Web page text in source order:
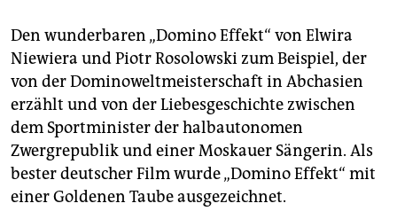
Den wunderbaren „Domino Effekt“ von Elwira
Niewiera und Piotr Rosolowski zum Beispiel, der
von der Dominoweltmeisterschaft in Abchasien
erzählt und von der Liebesgeschichte zwischen
dem Sportminister der halbautonomen
Zwergrepublik und einer Moskauer Sängerin. Als
bester deutscher Film wurde „Domino Effekt“ mit
einer Goldenen Taube ausgezeichnet.